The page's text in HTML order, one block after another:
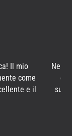
Il mio
come
e il
Ne
e